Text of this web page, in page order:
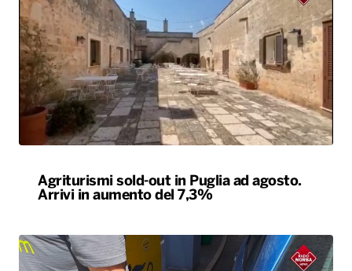
Agriturismi sold-out in Puglia ad agosto.
Arrivi in aumento del 7,3%